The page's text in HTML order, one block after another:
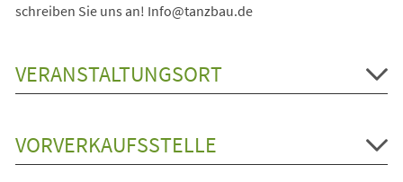
schreiben Sie uns an! Info@tanzbau.de
VERANSTALTUNGSORT
VORVERKAUFSSTELLE